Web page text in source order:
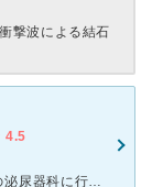
撃波による結石
4.5
今年８月に膀胱炎になってしまい 東京警察病院の泌尿器科に行ったところ なかなか治らずに、ＣＴを撮り、腎臓に5cmぐらいの結石が見つかりました。 そのまま放置して、大きくなったら背中からの切開手術